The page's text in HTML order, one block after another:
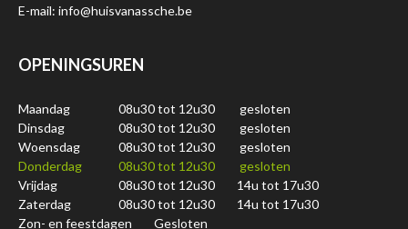
E-mail: info@huisvanassche.be
OPENINGSUREN
Maandag 08u30 tot 12u30
gesloten
Dinsdag
08u30 tot 12u30
gesloten
Woensdag
08u30 tot 12u30
gesloten
Donderdag
08u30 tot 12u30
gesloten
Vrijdag
08u30 tot 12u30
14u tot 17u30
Zaterdag
08u30 tot 12u30
14u tot 17u30
Zon- en feestdagen
Gesloten